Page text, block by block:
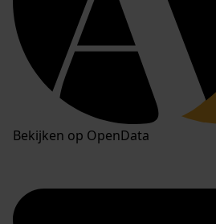
Bekijken op OpenData